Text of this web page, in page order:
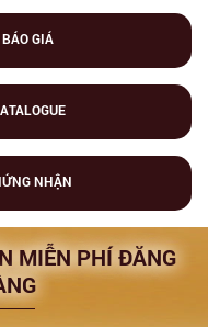
GIÁ
NHẬN
MIỄN PHÍ ĐĂNG